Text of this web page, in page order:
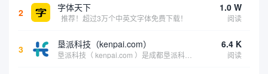
2 字体天下
推荐！超过3万个中英文字体免费下载！
1.0 W
阅读
3 垦派科技（kenpai.com） 6.4 K
阅读